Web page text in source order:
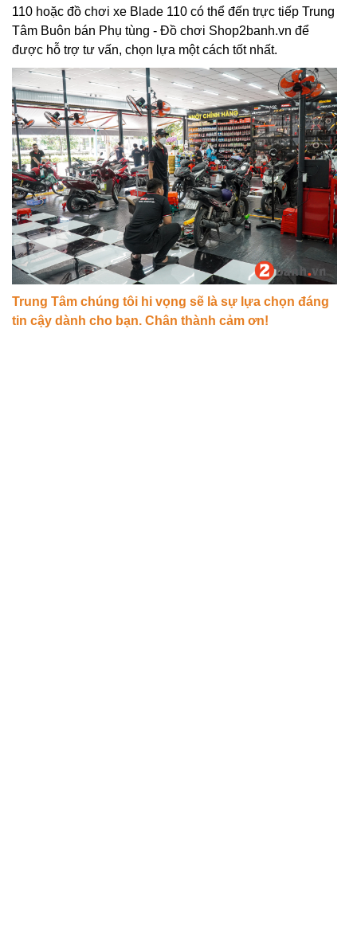
110 hoặc đồ chơi xe Blade 110 có thể đến trực tiếp Trung
Tâm Buôn bán Phụ tùng - Đồ chơi Shop2banh.vn để
được hỗ trợ tư vấn, chọn lựa một cách tốt nhất.
Trung Tâm chúng tôi hi vọng sẽ là sự lựa chọn đáng
tin cậy dành cho bạn. Chân thành cảm ơn!